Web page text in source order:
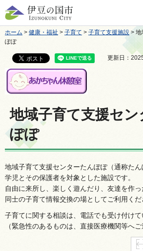
伊豆の国市
ホーム > 健康・福祉 > 子育て > 子育て支援施設> 地
ぽぽ
更新日：
地域子育て支援セン
ぽぽ
地域子育て支援センターたんぽぽ（通称た
学児とその保護者を対象とした施設です。
自由に来所し、楽しく遊んだり、友達を作
同士の子育て情報交換の場としてご利用くだ
子育てに関する相談は、電話でも受け付けて
（緊急性のあるものは、直接医療機関等へご